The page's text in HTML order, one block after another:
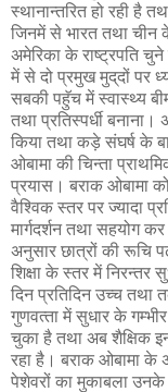
स्‍थानान्‍तरित हो रही है
जिनमें से भारत तथा चीन
अमेरिका के राष्‍ट्रपति चुने
में से दो प्रमुख मुद्‌दों पर
सबकी पहुॅच में स्‍वास्‍थ्‍य
तथा प्रतिस्‍पर्धी
किया तथा कड़े संघर्ष के
ओबामा की चिन्‍ता
प्रयास। बराक ओबामा
वैश्‍विक स्‍तर पर ज्‍यादा
मार्गदर्शन तथा सहयोग
अनुसार छात्रों की रूचि
शिक्षा के स्‍तर में
दिन प्रतिदिन उच्‍च तथा
गुणवत्‍ता में सुधार के
चुका है तथा अब शैक्षिक
रहा है। बराक ओबामा के
पेशेवरों का मुकाबला उनके